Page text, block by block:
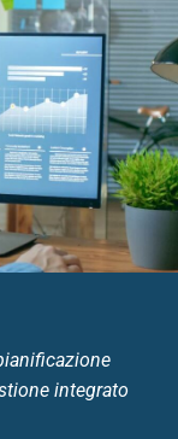
integrato